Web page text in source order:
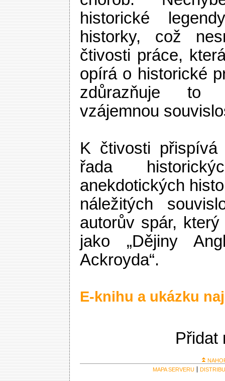
historické
historky, což
čtivosti práce,
opírá o historické
zdůrazňuje to
vzájemnou
K čtivosti
řada
anekdotických
náležitých
autorův spár,
jako „Dějiny
Ackroyda“.
E-knihu a ukázku
Přidat
MAPA SERVERU